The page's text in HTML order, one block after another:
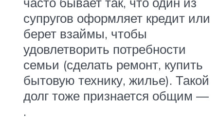
супругов оформляет кредит или
берет взаймы, чтобы
удовлетворить потребности
семьи (сделать ремонт, купить
бытовую технику, жилье). Такой
долг тоже признается общим —
.